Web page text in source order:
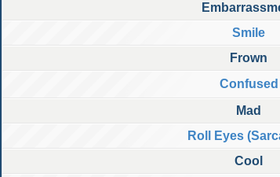
Smile
Frown
Confused
Mad
Roll Eyes
Cool